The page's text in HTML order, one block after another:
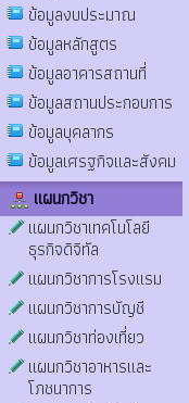
ข้อมูลงบประมาณ
ข้อมูลหลักสูตร
ข้อมูลอาคารสถานที่
ข้อมูลสถานประกอบการ
ข้อมูลบุคลากร
ข้อมูลเศรฐกิจและสังคม
แผนกวิชา
แผนกวิชาเทคโนโลยี
ธุรกิจดิจิทัล
แผนกวิชาการโรงแรม
แผนกวิชาการบัญชี
แผนกวิชาท่องเที่ยว
แผนกวิชาอาหารและ
โภชนาการ